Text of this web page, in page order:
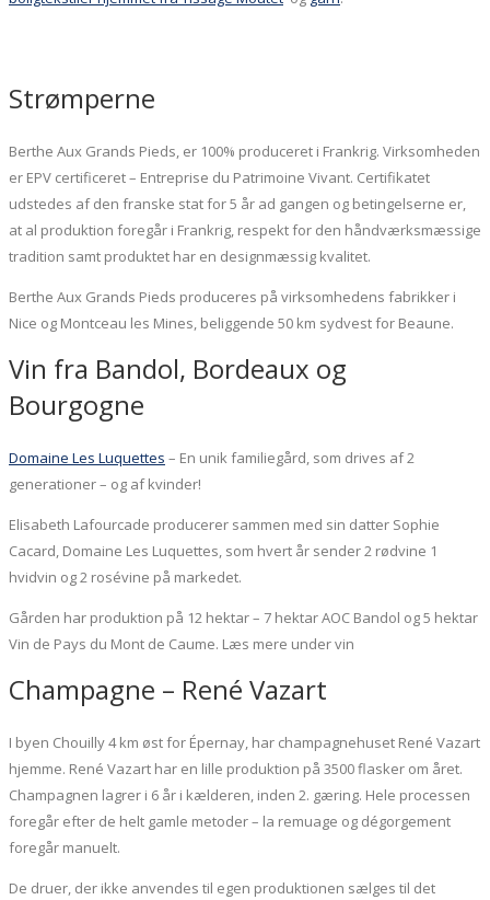
Strømperne
Berthe Aux Grands Pieds, er 100% produceret i Frankrig. Virksomheden
er EPV certificeret – Entreprise du Patrimoine Vivant. Certifikatet
udstedes af den franske stat for 5 år ad gangen og betingelserne er,
at al produktion foregår i Frankrig, respekt for den håndværksmæssige
tradition samt produktet har en designmæssig kvalitet.
Berthe Aux Grands Pieds produceres på virksomhedens fabrikker i
Nice og Montceau les Mines, beliggende 50 km sydvest for Beaune.
Vin fra Bandol, Bordeaux og
Bourgogne
Domaine Les Luquettes – En unik familiegård, som drives af 2
generationer – og af kvinder!
Elisabeth Lafourcade producerer sammen med sin datter Sophie
Cacard, Domaine Les Luquettes, som hvert år sender 2 rødvine 1
hvidvin og 2 rosévine på markedet.
Gården har produktion på 12 hektar – 7 hektar AOC Bandol og 5 hektar
Vin de Pays du Mont de Caume. Læs mere under vin
Champagne – René Vazart
I byen Chouilly 4 km øst for Épernay, har champagnehuset René Vazart
hjemme. René Vazart har en lille produktion på 3500 flasker om året.
Champagnen lagrer i 6 år i kælderen, inden 2. gæring. Hele processen
foregår efter de helt gamle metoder – la remuage og dégorgement
foregår manuelt.
De druer, der ikke anvendes til egen produktionen sælges til det